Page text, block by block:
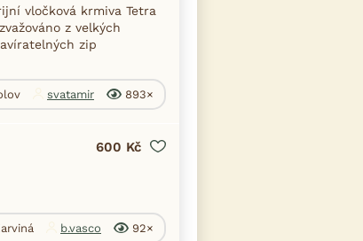
vločková krmiva Tetra
z velkých
zip
svatamir 893×
600 Kč
b.vasco 92×